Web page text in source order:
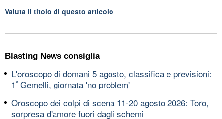
Valuta il titolo di questo articolo
Blasting News consiglia
L'oroscopo di domani 5 agosto, classifica e previsioni:
1ﾟGemelli, giornata 'no problem'
Oroscopo dei colpi di scena 11-20 agosto 2026: Toro,
sorpresa d'amore fuori dagli schemi